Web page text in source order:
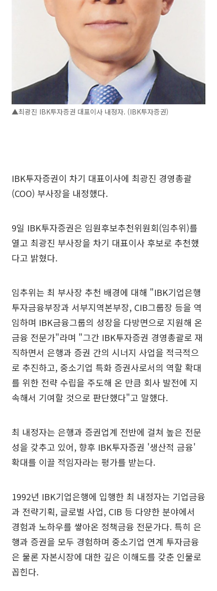
▲최광진 IBK투자증권 대표이사 내정자. (IBK투자증권)
IBK투자증권이 차기 대표이사에 최광진 경영총괄
(COO) 부사장을 내정했다.
9일 IBK투자증권은 임원후보추천위원회(임추위)를
열고 최광진 부사장을 차기 대표이사 후보로 추천했
다고 밝혔다.
임추위는 최 부사장 추천 배경에 대해 "IBK기업은행
투자금융부장과 서부지역본부장, CIB그룹장 등을 역
임하며 IBK금융그룹의 성장을 다방면으로 지원해 온
금융 전문가"라며 "그간 IBK투자증권 경영총괄로 재
직하면서 은행과 증권 간의 시너지 사업을 적극적으
로 추진하고, 중소기업 특화 증권사로서의 역할 확대
를 위한 전략 수립을 주도해 온 만큼 회사 발전에 지
속해서 기여할 것으로 판단했다"고 말했다.
최 내정자는 은행과 증권업계 전반에 걸쳐 높은 전문
성을 갖추고 있어, 향후 IBK투자증권 '생산적 금융'
확대를 이끌 적임자라는 평가를 받는다.
1992년 IBK기업은행에 입행한 최 내정자는 기업금융
과 전략기획, 글로벌 사업, CIB 등 다양한 분야에서
경험과 노하우를 쌓아온 정책금융 전문가다. 특히 은
행과 증권을 모두 경험하며 중소기업 연계 투자금융
은 물론 자본시장에 대한 깊은 이해도를 갖춘 인물로
꼽힌다.